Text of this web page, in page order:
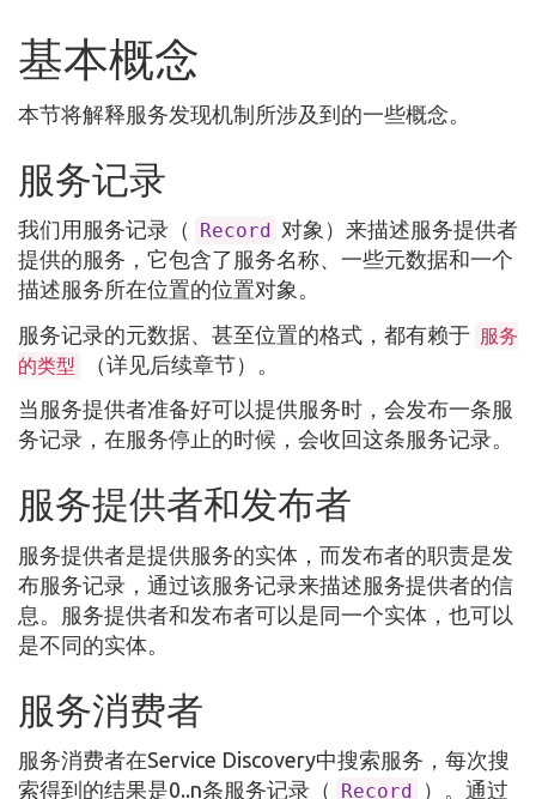
基本概念
本节将解释服务发现机制所涉及到的一些概念。
服务记录
我们用服务记录（ Record 对象）来描述服务提供者
提供的服务，它包含了服务名称、一些元数据和一个
描述服务所在位置的位置对象。
服务记录的元数据、甚至位置的格式，都有赖于 服务
的类型
（详见后续章节）。
当服务提供者准备好可以提供服务时，会发布一条服
务记录，在服务停止的时候，会收回这条服务记录。
服务提供者和发布者
服务提供者是提供服务的实体，而发布者的职责是发
布服务记录，通过该服务记录来描述服务提供者的信
息。服务提供者和发布者可以是同一个实体，也可以
是不同的实体。
服务消费者
服务消费者在Service Discovery中搜索服务，每次搜
索得到的结果是0..n条服务记录（
Record ）。通过